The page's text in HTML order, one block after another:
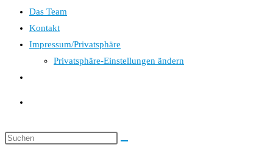
Das Team
Kontakt
Impressum/Privatsphäre
Privatsphäre-Einstellungen ändern